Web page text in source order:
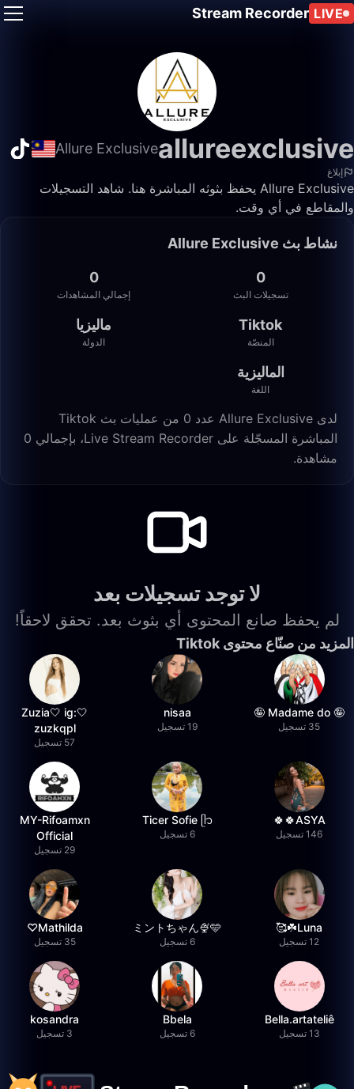
LIVE
Stream Recorder
allureexclusive
Allure Exclusive
إبلاغ
Allure Exclusive يحفظ بثوثه المباشرة هنا. شاهد التسجيلات
والمقاطع في أي وقت.
نشاط بث Allure Exclusive
0
تسجيلات البث
0
إجمالي المشاهدات
Tiktok
المنصّة
ماليزيا
الدولة
الماليزية
اللغة
لدى Allure Exclusive عدد 0 من عمليات بث Tiktok
المباشرة المسجّلة على Live Stream Recorder، بإجمالي 0
مشاهدة.
لا توجد تسجيلات بعد
لم يحفظ صانع المحتوى أي بثوث بعد. تحقق لاحقاً!
المزيد من صنّاع محتوى Tiktok
🤪 Madame do 🤪
35 تسجيل
nisaa
19 تسجيل
🤍Zuzia🤍 ig:
zuzkqpl
57 تسجيل
ASYA🍀🍀
146 تسجيل
Ticer Sofie ᥫ᭡
6 تسجيل
MY-Rifoamxn
Official
29 تسجيل
Luna☘️🥰
12 تسجيل
ミントちゃん🍨🩵
6 تسجيل
Mathilda♡︎
35 تسجيل
Bella.artateliê
13 تسجيل
Bbela
6 تسجيل
kosandra
3 تسجيل